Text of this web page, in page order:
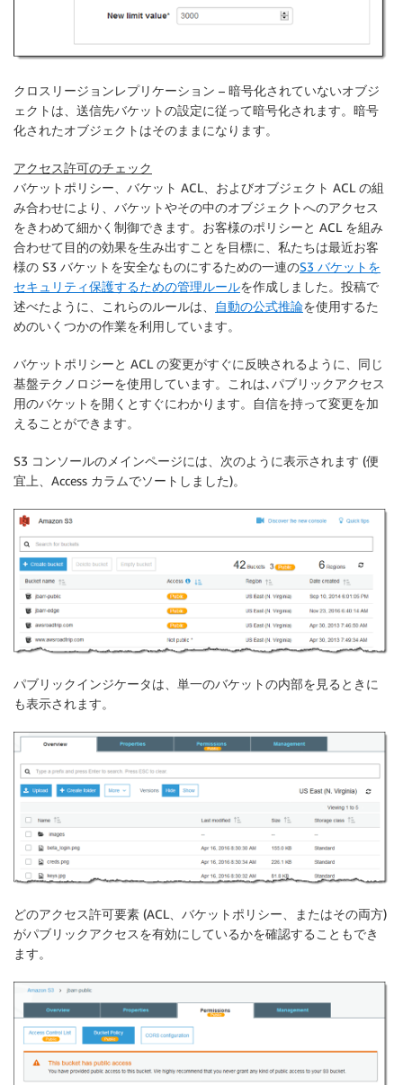
クロスリージョンレプリケーション – 暗号化されていないオブジ
ェクトは、送信先バケットの設定に従って暗号化されます。暗号
化されたオブジェクトはそのままになります。
アクセス許可のチェック
バケットポリシー、バケット ACL、およびオブジェクト ACL の組
み合わせにより、バケットやその中のオブジェクトへのアクセス
をきわめて細かく制御できます。お客様のポリシーと ACL を組み
合わせて目的の効果を生み出すことを目標に、私たちは最近お客
様の S3 バケットを安全なものにするための一連のS3 バケットを
セキュリティ保護するための管理ルールを作成しました。投稿で
述べたように、これらのルールは、
自動の公式推論を使用するた
めのいくつかの作業を利用しています。
バケットポリシーと ACL の変更がすぐに反映されるように、同じ
基盤テクノロジーを使用しています。これは､パブリックアクセス
用のバケットを開くとすぐにわかります。自信を持って変更を加
えることができます。
S3 コンソールのメインページには、次のように表示されます (便
宜上、Access カラムでソートしました)。
パブリックインジケータは、単一のバケットの内部を見るときに
も表示されます。
どのアクセス許可要素 (ACL、バケットポリシー、またはその両方)
がパブリックアクセスを有効にしているかを確認することもでき
ます。